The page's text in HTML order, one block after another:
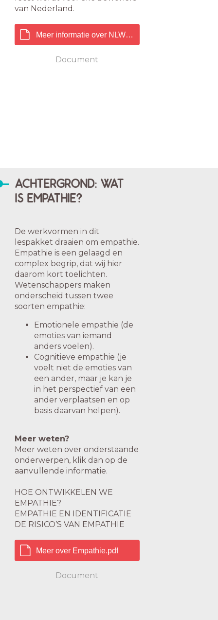
van Nederland.
Meer informatie over NLWB.pdf
Document
ACHTERGROND: WAT
IS EMPATHIE?
De werkvormen in dit
lespakket draaien om empathie.
Empathie is een gelaagd en
complex begrip, dat wij hier
daarom kort toelichten.
Wetenschappers maken
onderscheid tussen twee
soorten empathie:
Emotionele empathie (de
emoties van iemand
anders voelen).
Cognitieve empathie (je
voelt niet de emoties van
een ander, maar je kan je
in het perspectief van een
ander verplaatsen en op
basis daarvan helpen).
Meer weten?
Meer weten over onderstaande
onderwerpen, klik dan op de
aanvullende informatie.
HOE ONTWIKKELEN WE
EMPATHIE?
EMPATHIE EN IDENTIFICATIE
DE RISICO’S VAN EMPATHIE
Meer over Empathie.pdf
Document